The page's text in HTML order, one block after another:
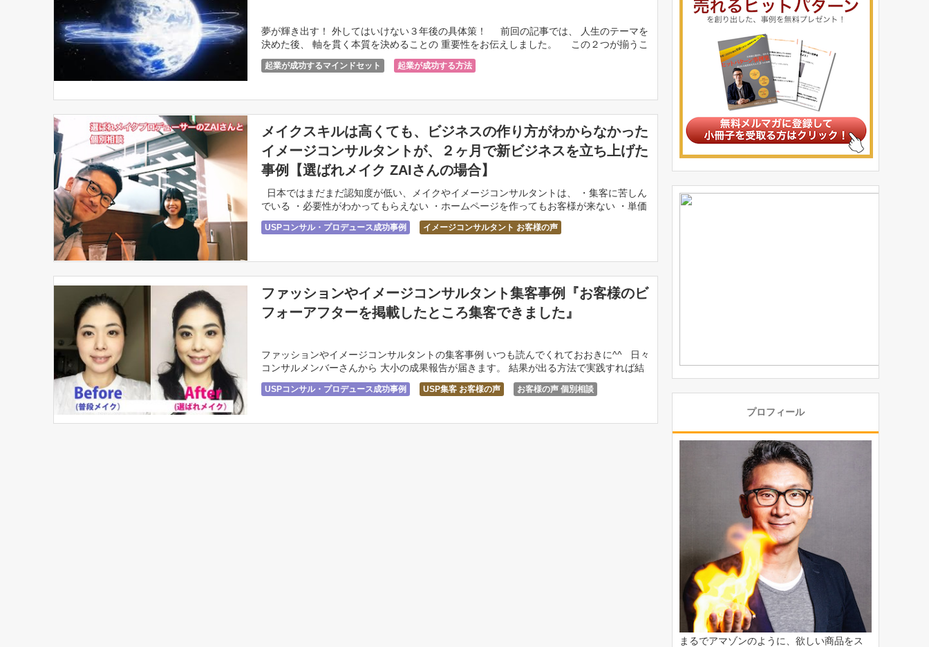
夢が輝き出す！ 外してはいけない３年後の具体策！ 前回の記事では、 人生のテーマを
決めた後、 軸を貫く本質を決めることの 重要性をお伝えしました。 この２つが揃うこ
[…]
起業が成功するマインドセット 起業が成功する方法
メイクスキルは高くても、ビジネスの作り方がわからなかった
イメージコンサルタントが、２ヶ月で新ビジネスを立ち上げた
事例【選ばれメイク ZAIさんの場合】
日本ではまだまだ認知度が低い、メイクやイメージコンサルタントは、 ・集客に苦しん
でいる ・必要性がわかってもらえない ・ホームページを作ってもお客様が来ない ・単価
が安くて続けられない などといった問題を抱 […]
USPコンサル・プロデュース成功事例
イメージコンサルタント お客様の声
ファッションやイメージコンサルタント集客事例『お客様のビ
フォーアフターを掲載したところ集客できました』
ファッションやイメージコンサルタントの集客事例 いつも読んでくれておおきに^^ 日々
コンサルメンバーさんから 大小の成果報告が届きます。 結果が出る方法で実践すれば結
果は出るのです^^ 今回は […]
USPコンサル・プロデュース成功事例 USP集客 お客様の声
お客様の声 個別相談
プロフィール
まるでアマゾンのように、欲しい商品をス